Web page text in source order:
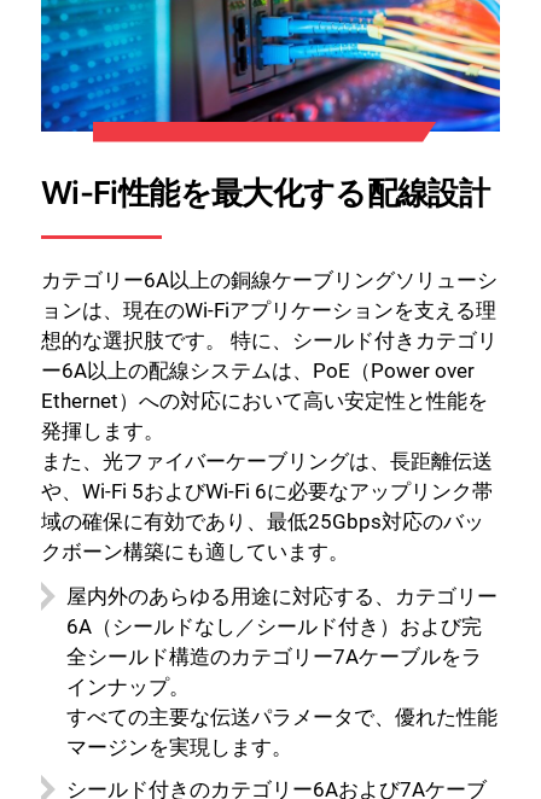
Wi-Fi性能を最大化する配線設計
カテゴリー6A以上の銅線ケーブリングソリューシ
ョンは、現在のWi-Fiアプリケーションを支える理
想的な選択肢です。 特に、シールド付きカテゴリ
ー6A以上の配線システムは、PoE（Power over
Ethernet）への対応において高い安定性と性能を
発揮します。
また、光ファイバーケーブリングは、長距離伝送
や、Wi-Fi 5およびWi-Fi 6に必要なアップリンク帯
域の確保に有効であり、最低25Gbps対応のバッ
クボーン構築にも適しています。
屋内外のあらゆる用途に対応する、カテゴリー
6A（シールドなし／シールド付き）および完
全シールド構造のカテゴリー7Aケーブルをラ
インナップ。
すべての主要な伝送パラメータで、優れた性能
マージンを実現します。
シールド付きのカテゴリー6Aおよび7Aケーブ